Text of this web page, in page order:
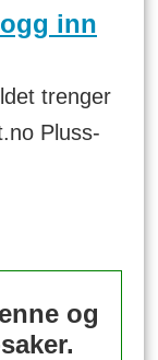
inn
trenger
Pluss-
og